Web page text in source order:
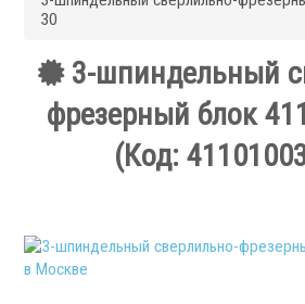
30
3-шпиндельный
фрезерный блок
(Код: